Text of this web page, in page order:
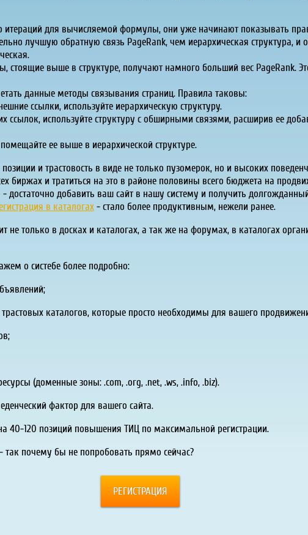
итераций для вычисляемой формулы, они уже начинают показывать
лучшую обратную связь PageRank, чем иерархическая структура, и
стоящие выше в структуре, получают намного больший вес PageRank.
данные методы связывания страниц. Правила таковы:
ссылки, используйте иерархическую структуру.
ссылок, используйте структуру с обширными связями, расширив ее
ее выше в иерархической структуре.
и трастовость в виде не только пузомерок, но и высоких
биржах и тратиться на это в районе половины всего бюджета на
добавить ваш сайт в нашу систему и получить
в каталогах- стало более продуктивным, нежели ранее.
не только в досках и каталогах, а так же на форумах, в каталогах
о систебе более подробно:
трастовых каталогов, которые просто необходимы для вашего
(доменные зоны: .com, .org, .net, .ws, .info, .biz).
фактор для вашего сайта.
40-120 позиций повышения ТИЦ по максимальной регистрации.
почему бы не попробовать прямо сейчас?
РЕГИСТРАЦИЯ